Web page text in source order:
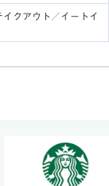
クアウト／イートイ